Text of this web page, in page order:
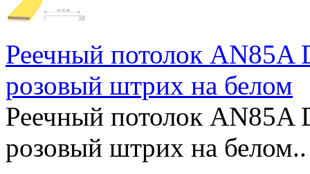
Реечный потолок AN85A
розовый штрих на белом
Реечный потолок AN85A
розовый штрих на белом..